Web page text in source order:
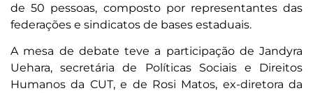
de 50 pessoas, composto por representantes das
federações e sindicatos de bases estaduais.
A mesa de debate teve a participação de Jandyra
Uehara, secretária de Políticas Sociais e Direitos
Humanos da CUT, e de Rosi Matos, ex-diretora da